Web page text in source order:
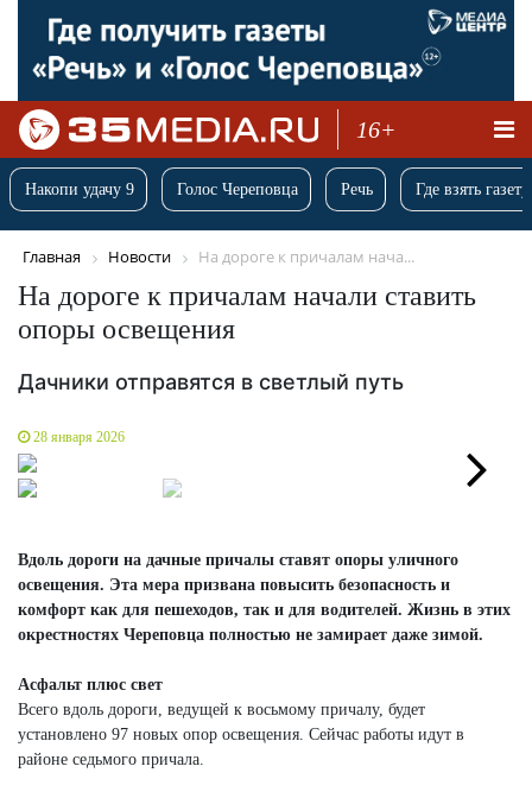
16+
Накопи удачу 9 Голос Череповца Речь Где взять
Главная Новости На дороге к причалам нача...
На дороге к причалам начали ставить
опоры освещения
Дачники отправятся в светлый путь
28 января 2026
Вдоль дороги на дачные причалы ставят опоры уличного
освещения. Эта мера призвана повысить безопасность и
комфорт как для пешеходов, так и для водителей. Жизнь в этих
окрестностях Череповца полностью не замирает даже зимой.
Асфальт плюс свет
Всего вдоль дороги, ведущей к восьмому причалу, будет
установлено 97 новых опор освещения. Сейчас работы идут в
районе седьмого причала.